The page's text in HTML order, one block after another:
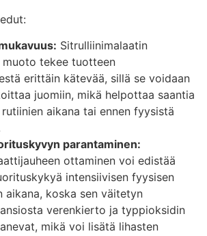
: Sitrulliinimalaatin
muoto tekee tuotteen
erittäin kätevää, sillä se voidaan
juomiin, mikä helpottaa saantia
aikana tai ennen fyysistä
parantaminen:
ottaminen voi edistää
intensiivisen fyysisen
aikana, koska sen väitetyn
verenkierto ja typpioksidin
mikä voi lisätä lihasten